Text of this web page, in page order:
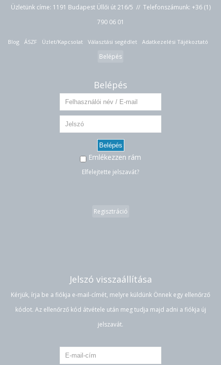
Üzletünk címe: 1191 Budapest Üllői út 216/5 // Telefonszámunk: +36 (1)
790 06 01
Blog ÁSZF Üzlet/Kapcsolat Választási segédlet Adatkezelési Tájékoztató
Belépés
Belépés
Belépés
Emlékezzen rám
Elfelejtette jelszavát?
Regisztráció
Jelszó visszaállítása
Kérjük, írja be a fiókja e-mail-címét, melyre küldünk Önnek egy ellenőrző
kódot. Az ellenőrző kód átvétele után meg tudja majd adni a fiókja új
jelszavát.